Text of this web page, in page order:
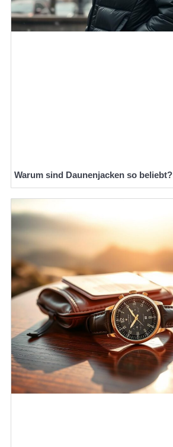
Warum sind Daunenjacken so beliebt?